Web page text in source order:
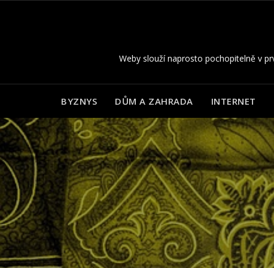
Weby slouží naprosto pochopitelně v
BYZNYS DŮM A ZAHRADA INTERNET